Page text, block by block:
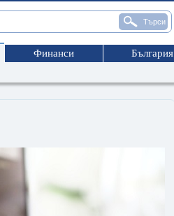
Финанси България